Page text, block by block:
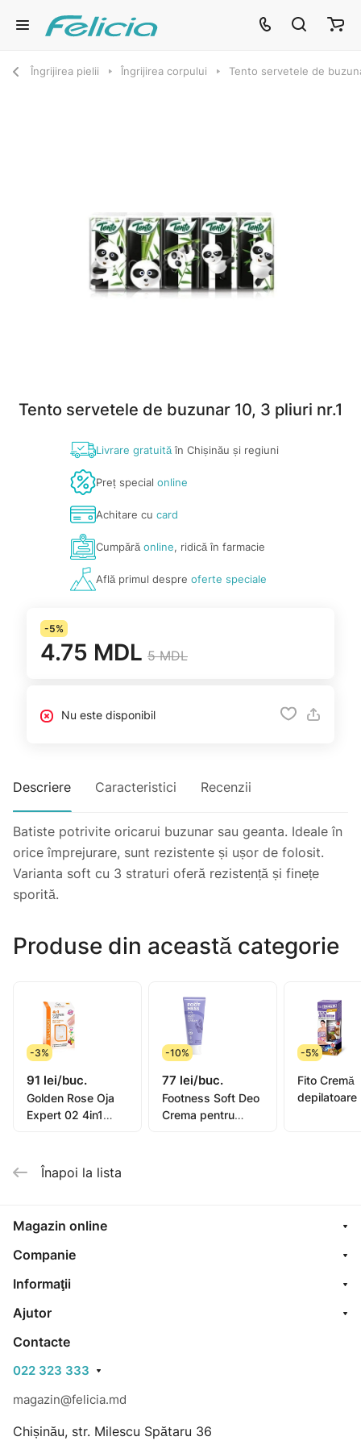
Îngrijirea pielii Îngrijirea corpului Tento servetele de
Tento servetele de buzunar 10, 3 pliuri nr.1
Livrare gratuităîn Chișinău și regiuni
Preț special online
Achitare cu card
Cumpărăonline, ridică în farmacie
Află primul despre oferte speciale
-5%
4.75 MDL 5 MDL
Nu este disponibil
Descriere Caracteristici Recenzii
Batiste potrivite oricarui buzunar sau geanta. Ideale în
orice împrejurare, sunt rezistente și ușor de folosit.
Varianta soft cu 3 straturi oferă rezistență și finețe
sporită.
Produse din această categorie
-3%
91 lei/buc.
Golden Rose Oja
Expert 02 4in1
-10%
77 lei/buc.
Footness Soft Deo
Crema pentru
-5%
Fito Cremă
depilatoare
Înapoi la lista
Magazin online
Companie
Informaţii
Ajutor
Contacte
022 323 333
magazin@felicia.md
Chișinău, str. Milescu Spătaru 36